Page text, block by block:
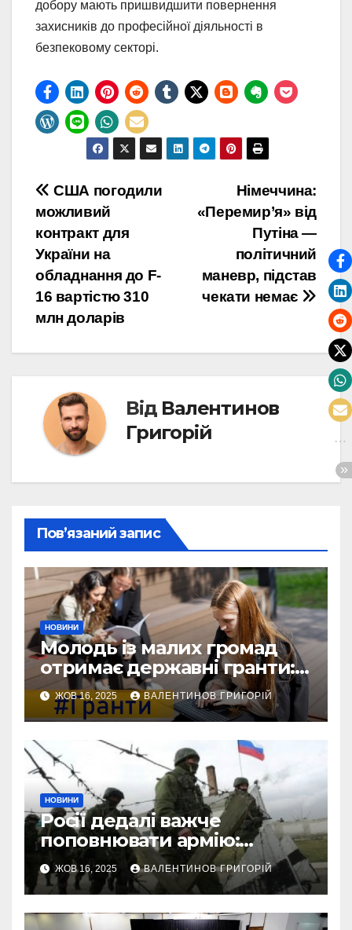
добору мають пришвидшити повернення
захисників до професійної діяльності в
безпековому секторі.
Навігація
записів
Німеччина:
«Перемир’я» від
Путіна —
політичний
маневр, підстав
чекати немає
США погодили
можливий
контракт для
України на
обладнання до F-
16 вартістю 310
млн доларів
Від Валентинов
Григорій
Пов’язаний запис
НОВИНИ
Молодь із малих громад
отримає державні гранти:
виплати сягатимуть 200
тисяч гривень
ЖОВ 16, 2025 ВАЛЕНТИНОВ ГРИГОРІЙ
НОВИНИ
Росії дедалі важче
поповнювати армію:
військовий пояснив
приховані причини
ЖОВ 16, 2025 ВАЛЕНТИНОВ ГРИГОРІЙ